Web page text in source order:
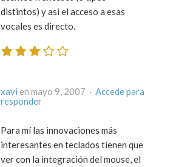
distintos) y asi el acceso a esas
vocales es directo.
xavi en mayo 9, 2007 · Accede para
responder
Para mí las innovaciones más
interesantes en teclados tienen que
ver con la integración del mouse, el